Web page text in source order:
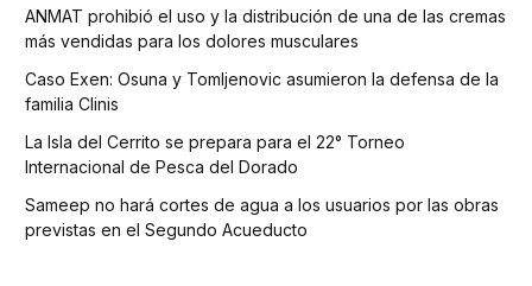
ANMAT prohibió el uso y la distribución de una de las cremas
más vendidas para los dolores musculares
Caso Exen: Osuna y Tomljenovic asumieron la defensa de la
familia Clinis
La Isla del Cerrito se prepara para el 22° Torneo
Internacional de Pesca del Dorado
Sameep no hará cortes de agua a los usuarios por las obras
previstas en el Segundo Acueducto